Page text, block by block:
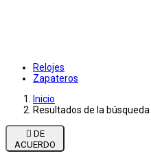
Relojes
Zapateros
Inicio
Resultados de la búsqueda

ACUERDO